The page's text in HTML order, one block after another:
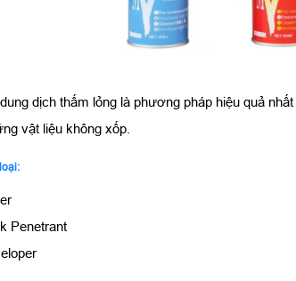
dịch thấm lỏng là phương pháp hiệu quả
vật liệu không xốp.
Penetrant